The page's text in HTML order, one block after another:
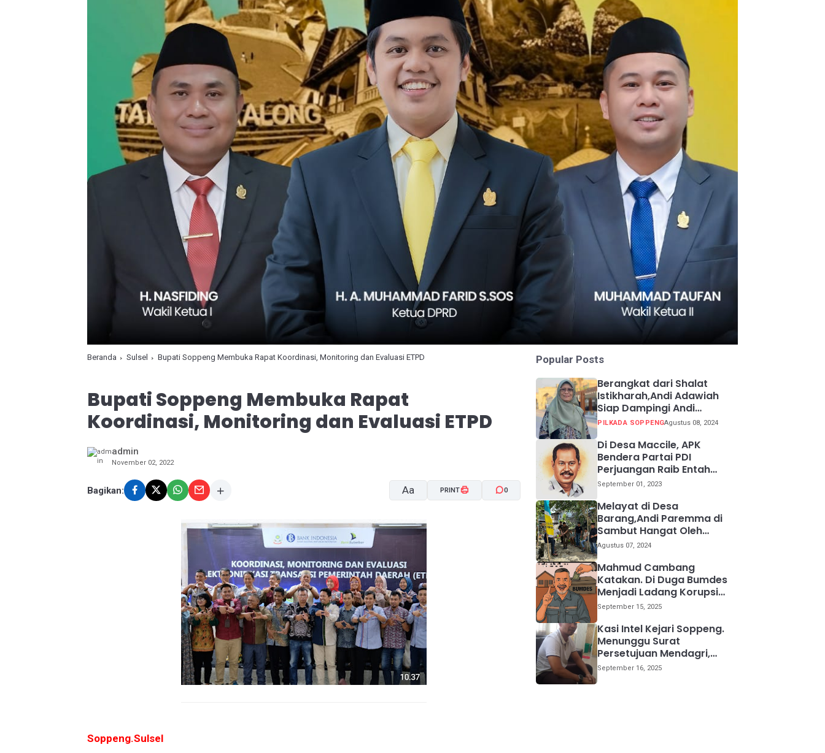
Beranda Sulsel Bupati Soppeng Membuka Rapat Koordinasi, Monitoring dan Evaluasi ETPD
Bupati Soppeng Membuka Rapat
Koordinasi, Monitoring dan Evaluasi ETPD
admin
November 02, 2022
Bagikan: Aa PRINT 0
Soppeng.Sulsel
Popular Posts
Berangkat dari Shalat
Istikharah,Andi Adawiah
Siap Dampingi Andi
Mapparemma
PILKADA SOPPENGAgustus 08, 2024
Di Desa Maccile, APK
Bendera Partai PDI
Perjuangan Raib Entah
kemana
September 01, 2023
Melayat di Desa
Barang,Andi Paremma di
Sambut Hangat Oleh
Warga
Agustus 07, 2024
Mahmud Cambang
Katakan. Di Duga Bumdes
Menjadi Ladang Korupsi
Bagi Para Kepala Desa
September 15, 2025
Kasi Intel Kejari Soppeng.
Menunggu Surat
Persetujuan Mendagri,
Kami Akan Periksa Mantan
September 16, 2025